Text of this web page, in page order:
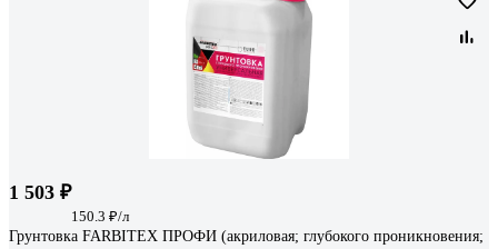
1 503 ₽
150.3 ₽/л
Грунтовка FARBITEX ПРОФИ (акриловая; глубокого проникновения;